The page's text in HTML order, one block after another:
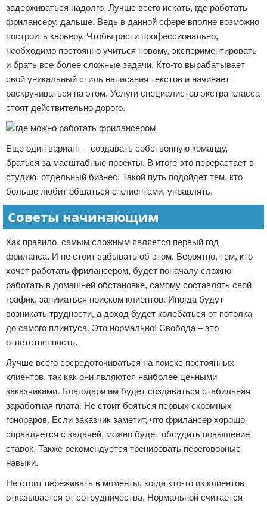
задерживаться надолго. Лучше всего искать, где работать
фрилансеру, дальше. Ведь в данной сфере вполне возможно
построить карьеру. Чтобы расти профессионально,
необходимо постоянно учиться новому, экспериментировать
и брать все более сложные задачи. Кто-то вырабатывает
свой уникальный стиль написания текстов и начинает
раскручиваться на этом. Услуги специалистов экстра-класса
стоят действительно дорого.
Еще один вариант – создавать собственную команду,
браться за масштабные проекты. В итоге это перерастает в
студию, отдельный бизнес. Такой путь подойдет тем, кто
больше любит общаться с клиентами, управлять.
Советы начинающим
Как правило, самым сложным является первый год
фриланса. И не стоит забывать об этом. Вероятно, тем, кто
хочет работать фрилансером, будет поначалу сложно
работать в домашней обстановке, самому составлять свой
график, заниматься поиском клиентов. Иногда будут
возникать трудности, а доход будет колебаться от потолка
до самого плинтуса. Это нормально! Свобода – это
ответственность.
Лучше всего сосредоточиваться на поиске постоянных
клиентов, так как они являются наиболее ценными
заказчиками. Благодаря им будет создаваться стабильная
заработная плата. Не стоит бояться первых скромных
гонораров. Если заказчик заметит, что фрилансер хорошо
справляется с задачей, можно будет обсудить повышение
ставок. Также рекомендуется тренировать переговорные
навыки.
Не стоит переживать в моменты, когда кто-то из клиентов
отказывается от сотрудничества. Нормальной считается